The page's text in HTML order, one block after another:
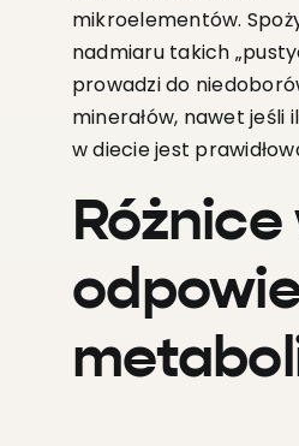
mikroelementów.
nadmiaru takich
prowadzi do
minerałów, nawet jeśli
w diecie jest
Różnice